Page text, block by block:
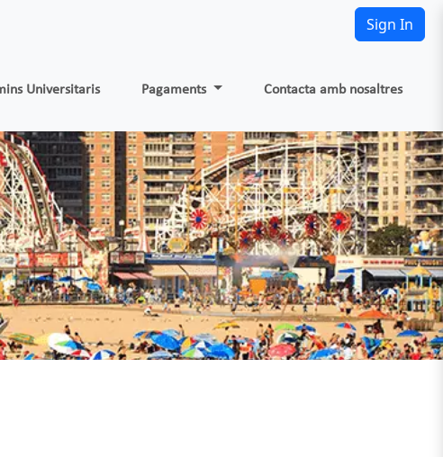
Sign In
Universitaris Pagaments Contacta amb nosaltres